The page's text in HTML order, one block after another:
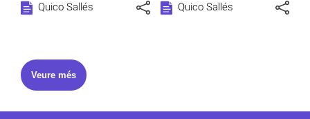
Quico Sallés Quico Sallés
Veure més